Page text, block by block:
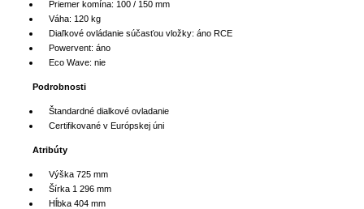
Priemer komína: 100 / 150 mm
Váha: 120 kg
Diaľkové ovládanie súčasťou vložky: áno RCE
Powervent: áno
Eco Wave: nie
Podrobnosti
Štandardné dialkové ovladanie
Certifikované v Európskej úni
Atribúty
Výška 725 mm
Šírka 1 296 mm
Hĺbka 404 mm